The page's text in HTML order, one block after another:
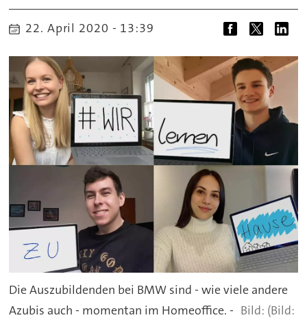
22. April 2020 - 13:39
Die Auszubildenden bei BMW sind - wie viele andere
Azubis auch - momentan im Homeoffice. -
(Bild: